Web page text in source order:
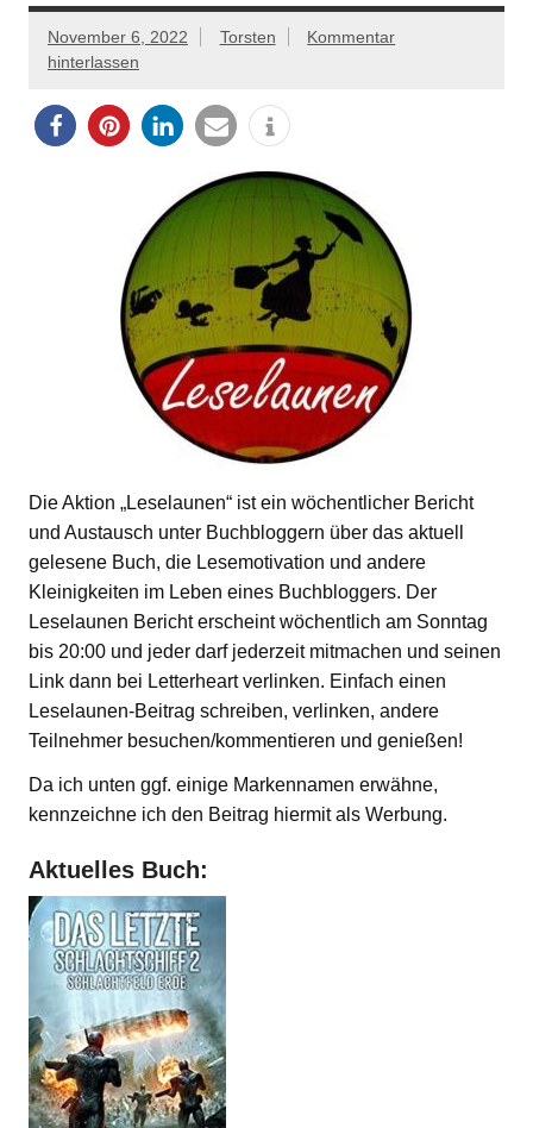
November 6, 2022 Torsten
Kommentar
hinterlassen
Die Aktion „Leselaunen“ ist ein wöchentlicher Bericht
und Austausch unter Buchbloggern über das aktuell
gelesene Buch, die Lesemotivation und andere
Kleinigkeiten im Leben eines Buchbloggers. Der
Leselaunen Bericht erscheint wöchentlich am Sonntag
bis 20:00 und jeder darf jederzeit mitmachen und seinen
Link dann bei Letterheart verlinken. Einfach einen
Leselaunen-Beitrag schreiben, verlinken, andere
Teilnehmer besuchen/kommentieren und genießen!
Da ich unten ggf. einige Markennamen erwähne,
kennzeichne ich den Beitrag hiermit als Werbung.
Aktuelles Buch: